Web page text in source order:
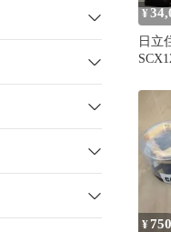
¥
日立
¥750